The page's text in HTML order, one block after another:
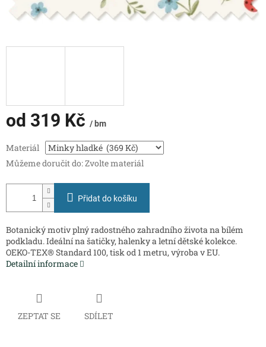
od 319 Kč / bm
cena:
Materiál
Můžeme doručit do:Zvolte materiál
Přidat do košíku
Botanický motiv plný radostného zahradního života na bílém
podkladu. Ideální na šatičky, halenky a letní dětské kolekce.
OEKO-TEX® Standard 100, tisk od 1 metru, výroba v EU.
Detailní informace
ZEPTAT SE SDÍLET